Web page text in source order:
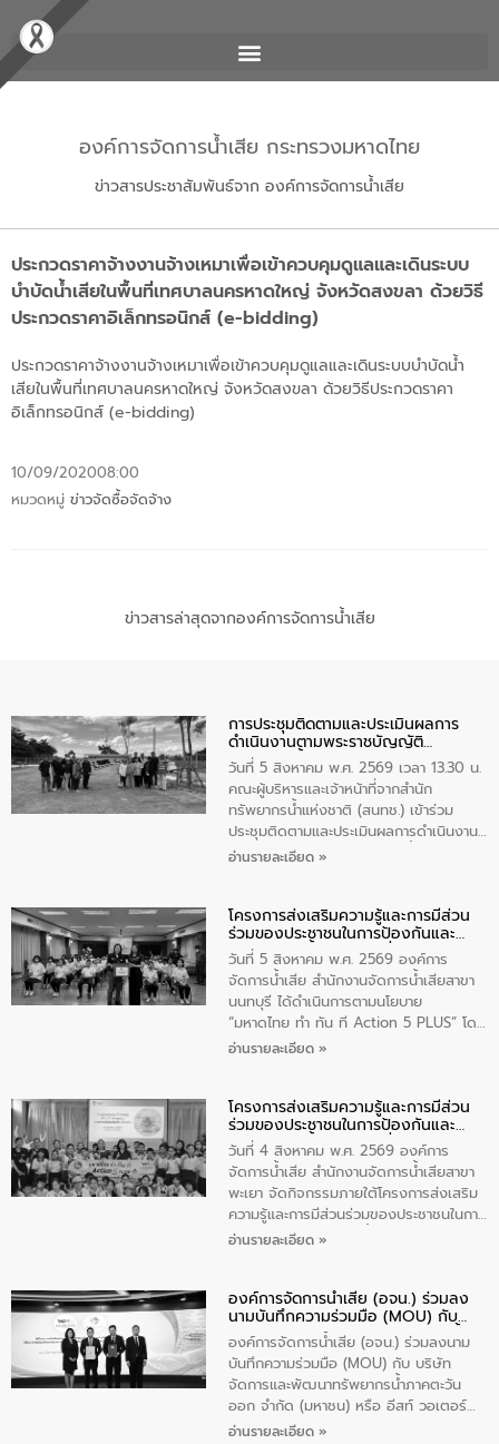
องค์การจัดการน้ำเสีย กระทรวงมหาดไทย
ข่าวสารประชาสัมพันธ์จาก องค์การจัดการน้ำเสีย
ประกวดราคาจ้างงานจ้างเหมาเพื่อเข้าควบคุมดูแลและเดินระบบ
บำบัดน้ำเสียในพื้นที่เทศบาลนครหาดใหญ่ จังหวัดสงขลา ด้วยวิธี
ประกวดราคาอิเล็กทรอนิกส์ (e-bidding)
ประกวดราคาจ้างงานจ้างเหมาเพื่อเข้าควบคุมดูแลและเดินระบบบำบัดน้ำ
เสียในพื้นที่เทศบาลนครหาดใหญ่ จังหวัดสงขลา ด้วยวิธีประกวดราคา
อิเล็กทรอนิกส์ (e-bidding)
10/09/202008:00
หมวดหมู่ ข่าวจัดซื้อจัดจ้าง
ข่าวสารล่าสุดจากองค์การจัดการน้ำเสีย
การประชุมติดตามและประเมินผลการ
ดำเนินงานตามพระราชบัญญัติ
ทรัพยากรน้ำ พ.ศ. 2561 ประจำ
ปีงบประมาณ พ.ศ. 2569
วันที่ 5 สิงหาคม พ.ศ. 2569 เวลา 13.30 น.
คณะผู้บริหารและเจ้าหน้าที่จากสำนัก
ทรัพยากรน้ำแห่งชาติ (สนทช.) เข้าร่วม
ประชุมติดตามและประเมินผลการดำเนินงาน
ตามพระราชบัญญัติทรัพยากรน้ำ พ.ศ. 2561
วัดสิงห์ จังหวัดชัยนาท โดยมีนายแสงชัย
สุขชื่น นายกเทศมนตรีตำบลวัดสิงห์ คณะผู้
บริหารเทศบาลตำบลวัดสิงห์ ผู้นำชุมชน และ
ประชาชนในพื้นที่เทศบาลตำบลวัดสิงก์ที่มี
ส่วนได้ส่วนเสียในโครงก่อสร้างศูนย์บริหาร
จัดการคุณภาพน้ำเทศบาลตำบลวัดสิงห์
จังหวัดชัยนาท ให้การต้อนรับ
อ่านรายละเอียด »
โครงการส่งเสริมความรู้และการมีส่วน
ร่วมของประชาชนในการป้องกันและ
แก้ไขปัญหาน้ำเสียอย่างยั่งยืน
วันที่ 5 สิงหาคม พ.ศ. 2569 องค์การ
จัดการน้ำเสีย สำนักงานจัดการน้ำเสียสาขา
นนทบุรี ได้ดำเนินการตามนโยบาย
“มหาดไทย ทำ ทัน ที Action 5 PLUS” โดย
จัดโครงการส่งเสริมความรู้และการมีส่วน
“ชุมชนร่วมใจ น้ำใสยั่งยืน” ได้บรรยายให้
ความรู้เกี่ยวกับการจัดการน้ำเสียและการใช้
ถังดักไขมันให้แก่นักเรียนโรงเรียนวัดบ่อ
(นันทวิทยา) เทศบาลนครปากเกร็ด อำเภอ
ปากเกร็ด จังหวัดนนทบุรี จำนวน 30 คน
อ่านรายละเอียด »
โครงการส่งเสริมความรู้และการมีส่วน
ร่วมของประชาชนในการป้องกันและ
แก้ไขปัญหาน้ำเสียอย่างยั่งยืน
วันที่ 4 สิงหาคม พ.ศ. 2569 องค์การ
จัดการน้ำเสีย สำนักงานจัดการน้ำเสียสาขา
พะเยา จัดกิจกรรมภายใต้โครงการส่งเสริม
ความรู้และการมีส่วนร่วมของประชาชนในการ
ป้องกันและแก้ไขปัญหาน้ำเสียอย่างยั่งยืน
ชุมชนและการบำบัดน้ำเสียเบื้องต้น ให้กับ
นักเรียนชั้นประถมศึกษาปีที่ 5 โรงเรียน
เทศบาล 1 (พะเยาประชานุกูล) จำนวน 30
คน
อ่านรายละเอียด »
องค์การจัดการน้ำเสีย (อจน.) ร่วมลง
นามบันทึกความร่วมมือ (MOU) กับ
บริษัท จัดการและพัฒนาทรัพยากรน้ำ
ภาคตะวันออก จำกัด (มหาชน) หรือ อีส
ท์ วอเตอร์
องค์การจัดการน้ำเสีย (อจน.) ร่วมลงนาม
บันทึกความร่วมมือ (MOU) กับ บริษัท
จัดการและพัฒนาทรัพยากรน้ำภาคตะวัน
ออก จำกัด (มหาชน) หรือ อีสท์ วอเตอร์
เมื่อวันอังคารที่ 4 สิงหาคม 2569 ณ ห้อง
อ่านรายละเอียด »